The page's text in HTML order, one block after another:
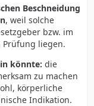
Beschneidung
, weil solche
bzw. im
Prüfung liegen.
könnte: die
zu machen
körperliche
Indikation.